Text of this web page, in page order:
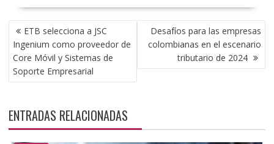
NAVEGACIÓN
DE
ENTRADAS
ETB selecciona a JSC
Ingenium como proveedor de
Core Móvil y Sistemas de
Soporte Empresarial
Desafíos para las empresas
colombianas en el escenario
tributario de 2024
ENTRADAS RELACIONADAS